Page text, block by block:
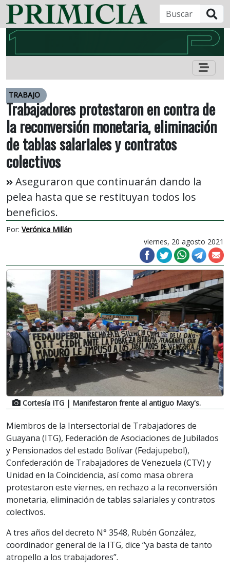
TRABAJO
Trabajadores protestaron en contra de
la reconversión monetaria, eliminación
de tablas salariales y contratos
colectivos
Aseguraron que continuarán dando la
pelea hasta que se restituyan todos los
beneficios.
Por: Verónica Millán
viernes, 20 agosto 2021
Cortesía ITG | Manifestaron frente al antiguo Maxy's.
Miembros de la Intersectorial de Trabajadores de
Guayana (ITG), Federación de Asociaciones de Jubilados
y Pensionados del estado Bolívar (Fedajupebol),
Confederación de Trabajadores de Venezuela (CTV) y
Unidad en la Coincidencia, así como masa obrera
protestaron este viernes, en rechazo a la reconversión
monetaria, eliminación de tablas salariales y contratos
colectivos.
A tres años del decreto N° 3548, Rubén González,
coordinador general de la ITG, dice “ya basta de tanto
atropello a los trabajadores”.